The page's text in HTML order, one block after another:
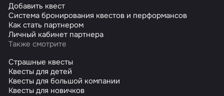
Добавить квест
Система бронирования квестов и перформансов
Как стать партнером
Личный кабинет партнера
Также смотрите
Страшные квесты
Квесты для детей
Квесты для большой компании
Квесты для новичков